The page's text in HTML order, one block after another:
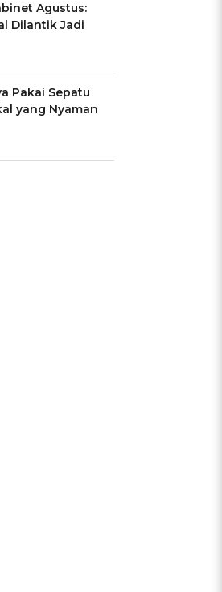
Agustus:
Dilantik Jadi
Pakai Sepatu
yang Nyaman